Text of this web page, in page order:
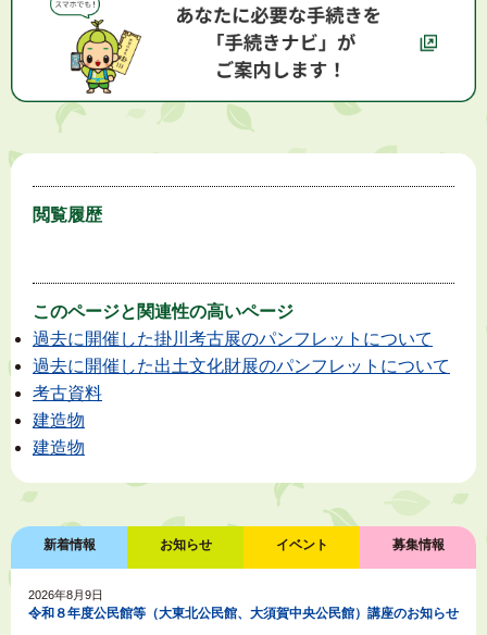
閲覧履歴
このページと 関連性の高いページ
過去に開催した掛川考古展のパンフレットについて
過去に開催した出土文化財展のパンフレットについて
考古資料
建造物
建造物
新着情報 お知らせ イベント 募集情報
2026年8月9日
令和８年度公民館等（大東北公民館、大須賀中央公民館）講座のお知らせ